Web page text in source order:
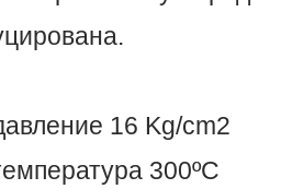
16 Kg/cm2
300ºC